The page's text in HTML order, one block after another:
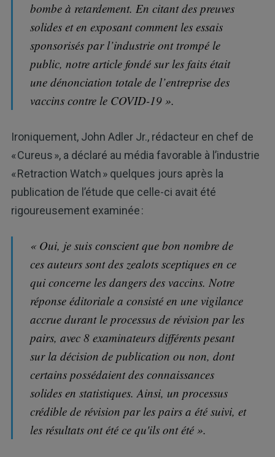
bombe à retardement. En citant des preuves
solides et en exposant comment les essais
sponsorisés par l’industrie ont trompé le
public, notre article fondé sur les faits était
une dénonciation totale de l’entreprise des
vaccins contre le COVID-19 ».
Ironiquement, John Adler Jr., rédacteur en chef de
« Cureus », a déclaré au média favorable à l’industrie
« Retraction Watch » quelques jours après la
publication de l’étude que celle-ci avait été
rigoureusement examinée :
« Oui, je suis conscient que bon nombre de
ces auteurs sont des zealots sceptiques en ce
qui concerne les dangers des vaccins. Notre
réponse éditoriale a consisté en une vigilance
accrue durant le processus de révision par les
pairs, avec 8 examinateurs différents pesant
sur la décision de publication ou non, dont
certains possédaient des connaissances
solides en statistiques. Ainsi, un processus
crédible de révision par les pairs a été suivi, et
les résultats ont été ce qu'ils ont été ».